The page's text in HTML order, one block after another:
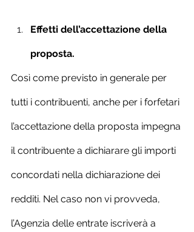
Effetti dell’accettazione della
proposta.
Così come previsto in generale per
tutti i contribuenti, anche per i forfetari
l’accettazione della proposta impegna
il contribuente a dichiarare gli importi
concordati nella dichiarazione dei
redditi. Nel caso non vi provveda,
l’Agenzia delle entrate iscriverà a